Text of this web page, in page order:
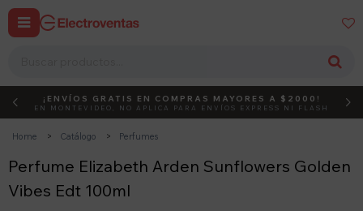
 
DEBUT ACTIVÁ EL CÓDIGO
¡ENVÍOS GRATIS EN COMPRAS MAYORES A $2000!
EN MONTEVIDEO, NO APLICA PARA ENVÍOS EXPRESS NI FLASH
Home Catálogo Perfumes
Perfume Elizabeth Arden Sunflowers Golden
Vibes Edt 100ml